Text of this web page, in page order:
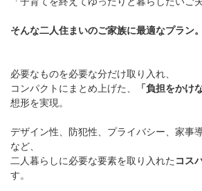
そんな二人住まいのご家族に最適なプラン。
必要なものを必要な分だけ取り入れ、
コンパクトにまとめ上げた、
「負担をかけ
想形を実現。
デザイン性、防犯性、プライバシー、家事
など、
二人暮らしに必要な要素を取り入れた コス
す。